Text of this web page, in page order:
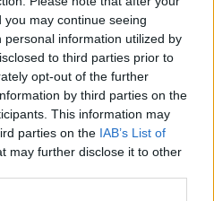
may continue seeing
information utilized by
to third parties prior to
opt-out of the further
by third parties on the
This information may
parties on the IAB’s List of
may further disclose it to other